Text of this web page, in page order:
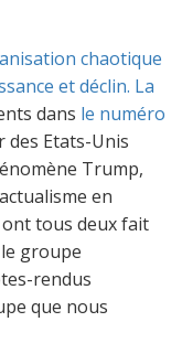
chaotique
et déclin. La
dans le numéro
des Etats-Unis
Trump,
en
tous deux fait
le groupe
rendus
que nous